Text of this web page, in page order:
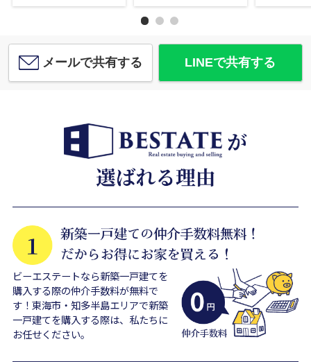
メールで共有する LINEで共有する
ビーエステートなら新築一戸建てを
購入する際の仲介手数料が無料で
す！東海市・知多半島エリアで新築
一戸建てを購入する際は、私たちに
お任せください。